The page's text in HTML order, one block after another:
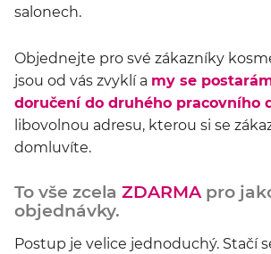
salonech.
Objednejte pro své zákazníky
jsou od vás zvyklí a my se
doručení do druhého pracovního
libovolnou adresu, kterou si se
domluvíte.
To vše zcela ZDARMApro
objednávky.
Postup je velice jednoduchý. Stačí